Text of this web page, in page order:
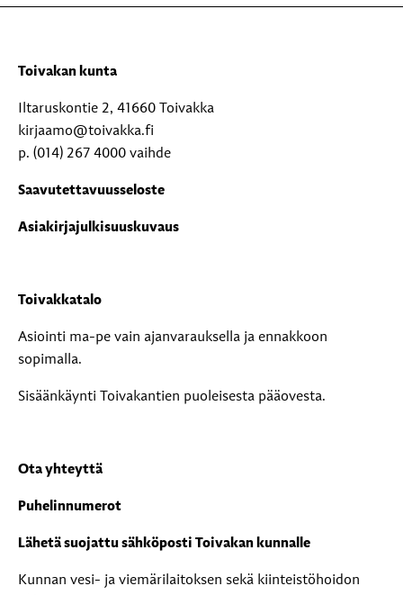
Toivakan kunta
Iltaruskontie 2, 41660 Toivakka
kirjaamo@toivakka.fi
p. (014) 267 4000 vaihde
Saavutettavuusseloste
Asiakirjajulkisuuskuvaus
Toivakkatalo
Asiointi ma-pe vain ajanvarauksella ja ennakkoon
sopimalla.
Sisäänkäynti Toivakantien puoleisesta pääovesta.
Ota yhteyttä
Puhelinnumerot
Lähetä suojattu sähköposti Toivakan kunnalle
Kunnan vesi- ja viemärilaitoksen sekä kiinteistöhoidon